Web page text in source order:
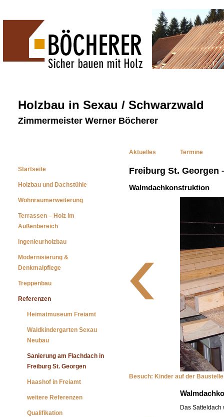
Holzbau in Sexau / Schwarzwald
Zimmermeister Werner Böcherer
Startseite
Holzbau und Dachstühle
Wohnraumerweiterung
Terrassen – Holz im
Außenbereich
Ingenieurholzbau
Modernisierung &
Denkmalpflege
Treppenbau
Referenzen
Heimatmuseum Freiamt
Waldkindergarten Sexau
Neubau
Sanierung am Flachdach in
Freiburg St. Georgen
Haashof in Freiamt
weitere Referenzen
Qualifikation
Aktuelles Termine
Freiburg St. Georgen
Walmdachkonstruktion
Besuch: Kinder auf der Baustelle
Das Satteldach